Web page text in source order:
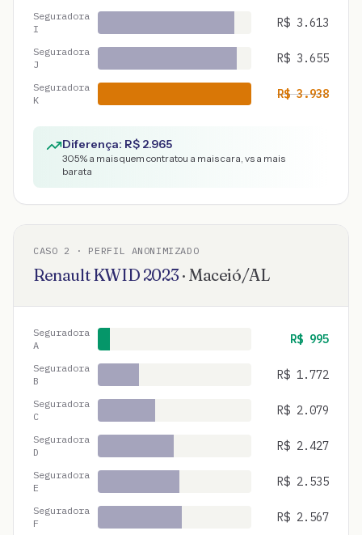
Seguradora
I
R$ 3.613
Seguradora
J
R$ 3.655
Seguradora
K
R$3.938
Diferença: R$ 2.965
305% a mais quem contratou a mais cara, vs a mais
barata
CASO 2 · PERFIL ANONIMIZADO
RenaultKWID 2023· Maceió/AL
Seguradora
A
R$ 995
Seguradora
B
R$ 1.772
Seguradora
C
R$ 2.079
Seguradora
D
R$ 2.427
Seguradora
E
R$ 2.535
Seguradora
F
R$ 2.567